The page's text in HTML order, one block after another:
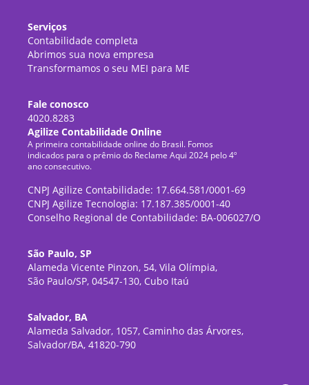
Serviços
Contabilidade completa
Abrimos sua nova empresa
Transformamos o seu MEI para ME
Fale conosco
4020.8283
Agilize Contabilidade Online
A primeira contabilidade online do Brasil. Fomos
indicados para o prêmio do Reclame Aqui 2024 pelo 4º
ano consecutivo.
CNPJ Agilize Contabilidade: 17.664.581/0001-69
CNPJ Agilize Tecnologia: 17.187.385/0001-40
Conselho Regional de Contabilidade: BA-006027/O
São Paulo, SP
Alameda Vicente Pinzon, 54, Vila Olímpia,
São Paulo/SP, 04547-130, Cubo Itaú
Salvador, BA
Alameda Salvador, 1057, Caminho das Árvores,
Salvador/BA, 41820-790